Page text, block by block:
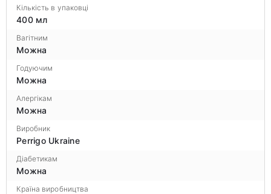
Кількість в упаковці
400 мл
Вагітним
Можна
Годуючим
Можна
Алергікам
Можна
Виробник
Perrigo Ukraine
Діабетикам
Можна
Країна виробництва